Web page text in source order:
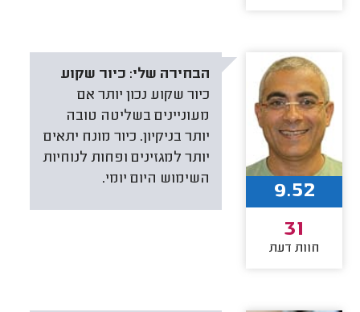
הבחירה שלי: כיור שקוע
כיור שקוע נכון יותר אם
מעוניינים בשליטה טובה
יותר בניקיון. כיור מונח יתאים
יותר למגזינים ופחות לנוחיות
השימוש היום יומי.
9.52
31
חוות דעת